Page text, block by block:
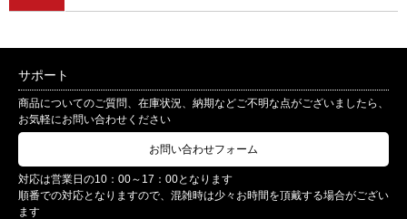
サポート
商品についてのご質問、在庫状況、納期などご不明な点がございましたら、
お気軽にお問い合わせください
お問い合わせフォーム
対応は営業日の10：00～17：00となります
順番での対応となりますので、混雑時は少々お時間を頂戴する場合がござい
ます